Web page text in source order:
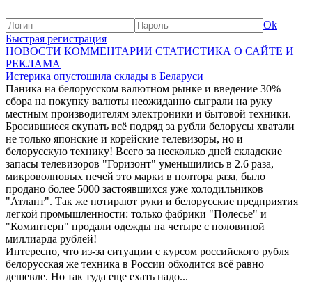
Ok
Быстрая регистрация
НОВОСТИ КОММЕНТАРИИ СТАТИСТИКА О САЙТЕ И
РЕКЛАМА
Истерика опустошила склады в Беларуси
Паника на белорусском валютном рынке и введение 30%
сбора на покупку валюты неожиданно сыграли на руку
местным производителям электроники и бытовой техники.
Бросившиеся скупать всё подряд за рубли белорусы хватали
не только японские и корейские телевизоры, но и
белорусскую технику! Всего за несколько дней складские
запасы телевизоров "Горизонт" уменьшились в 2.6 раза,
микроволновых печей это марки в полтора раза, было
продано более 5000 застоявшихся уже холодильников
"Атлант". Так же потирают руки и белорусские предприятия
легкой промышленности: только фабрики "Полесье" и
"Коминтерн" продали одежды на четыре с половиной
миллиарда рублей!
Интересно, что из-за ситуации с курсом российского рубля
белорусская же техника в России обходится всё равно
дешевле. Но так туда еще ехать надо...